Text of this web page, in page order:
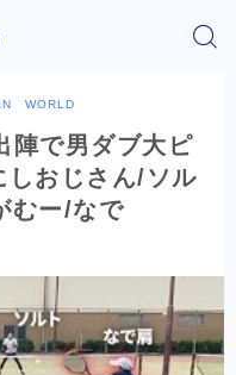
WORLD
陣で男ダブ大ピ
おじさん/ソル
むー/なで